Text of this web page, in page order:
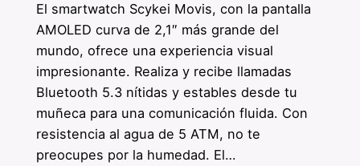
El smartwatch Scykei Movis, con la pantalla
AMOLED curva de 2,1″ más grande del
mundo, ofrece una experiencia visual
impresionante. Realiza y recibe llamadas
Bluetooth 5.3 nítidas y estables desde tu
muñeca para una comunicación fluida. Con
resistencia al agua de 5 ATM, no te
preocupes por la humedad. El…